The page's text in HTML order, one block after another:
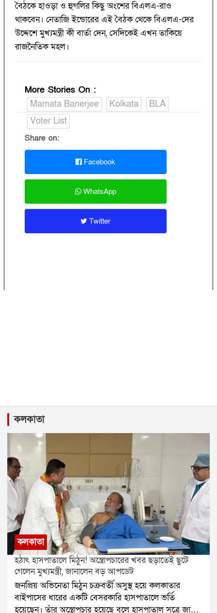
বৈঠকে হাওড়া ও হুগলির কিছু অংশের বিএলএ-রাও
থাকবেন। নেতাজি ইন্ডোরের এই বৈঠক থেকে বিএলএ-দের
উদ্দেশে মুখ্যমন্ত্রী কী বার্তা দেন, সেদিকেই এখন তাকিয়ে
রাজনৈতিক মহল।
More Stories On :
Mamata Banerjee
Kolkata
BLA
Voter List
Share on:
Facebook
WhatsApp
Twitter
কলকাতা
কলকাতা
হঠাৎ হাসপাতালে মিঠুন! অস্ত্রোপচারের খবর ছড়াতেই ছুটে
গেলেন মুখ্যমন্ত্রী, জানালেন বড় আপডেট
জনপ্রিয় অভিনেতা মিঠুন চক্রবর্তী অসুস্থ হয়ে কলকাতার
বাইপাসের ধারের একটি বেসরকারি হাসপাতালে ভর্তি
হয়েছেন। তাঁর অস্ত্রোপচার হয়েছে বলে হাসপাতাল সূত্রে জানা